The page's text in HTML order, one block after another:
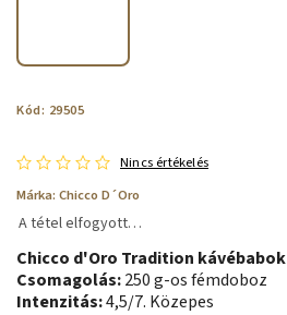
Kód: 29505
Nincs értékelés
Márka: Chicco D´Oro
A tétel elfogyott…
Chicco d'Oro Tradition kávébabok
Csomagolás:250 g-os fémdoboz
Intenzitás:4,5/7. Közepes